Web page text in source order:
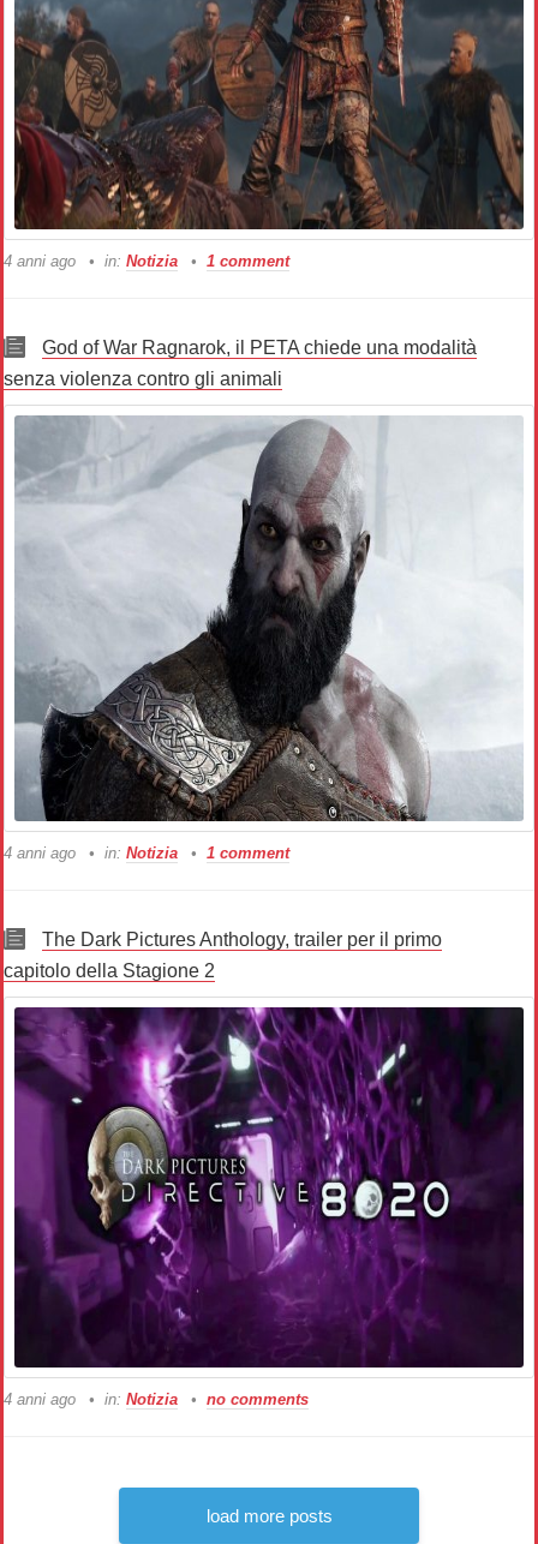
4 anni ago in: Notizia 1 comment
God of War Ragnarok, il PETA chiede una modalità
senza violenza contro gli animali
4 anni ago in: Notizia 1 comment
The Dark Pictures Anthology, trailer per il primo
capitolo della Stagione 2
4 anni ago in: Notizia no comments
load more posts